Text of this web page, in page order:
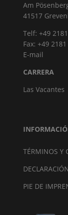
Am
41517
Telf: +49
Fax: +49
E-mail
CARRERA
Las Vacantes
TÉRMINOS Y
PIE DE